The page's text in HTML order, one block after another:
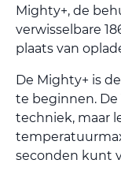
Mighty+, de
verwisselbare
plaats van
De Mighty+ is
te beginnen.
techniek, maar
seconden kunt